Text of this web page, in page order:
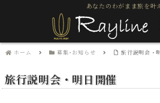
あなたのわがまま旅を叶
ホーム 募集･お知らせ 旅行説明会・
旅行説明会・明日開催